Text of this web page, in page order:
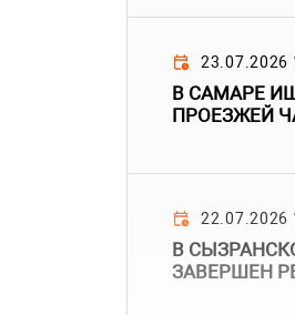
23.07.2026
В САМАРЕ
ПРОЕЗЖЕЙ
22.07.2026
В
ЗАВЕРШЕН